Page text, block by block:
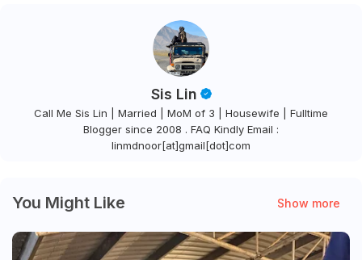
Sis Lin
Call Me Sis Lin | Married | MoM of 3 | Housewife | Fulltime
Blogger since 2008 . FAQ Kindly Email :
linmdnoor[at]gmail[dot]com
You Might Like Show more